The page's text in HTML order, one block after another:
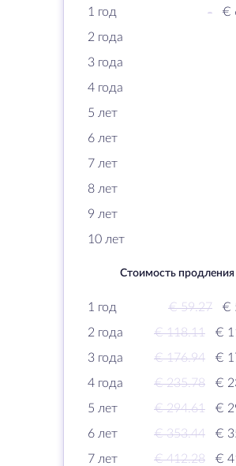
1 год -
€
2 года
3 года
4 года
5 лет
6 лет
7 лет
8 лет
9 лет
10 лет
Стоимость продления
1 год € 59.27
€
2 года
€ 118.11
€
3 года
€ 176.94
€
4 года
€ 235.78
€
5 лет
€ 294.61
€
6 лет
€ 353.44
€
7 лет
€ 412.28
€